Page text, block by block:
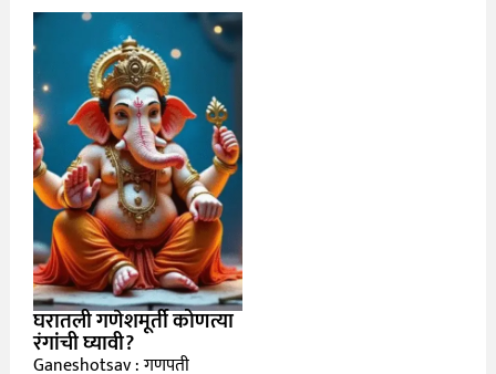
घरातली गणेशमूर्ती कोणत्या
रंगांची घ्यावी?
Ganeshotsav : गणपती